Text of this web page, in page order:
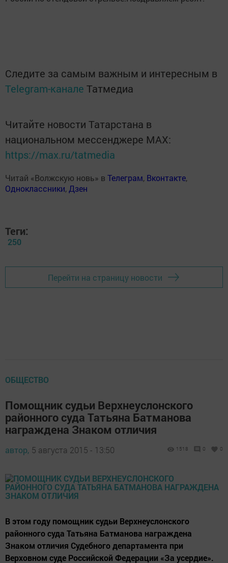
Следите за самым важным и интересным в
Telegram-канале Татмедиа
Читайте новости Татарстана в
национальном мессенджере MАХ:
https://max.ru/tatmedia
Читай «Волжскую новь» в Телеграм, Вконтакте,
Одноклассники,Дзен
Теги:
250
Перейти на страницу новости
ОБЩЕСТВО
Помощник судьи Верхнеуслонского
районного суда Татьяна Батманова
награждена Знаком отличия
автор, 5 августа 2015 - 13:50 1518 0 0
В этом году помощник судьи Верхнеуслонского
районного суда Татьяна Батманова награждена
Знаком отличия Судебного департамента при
Верховном суде Российской Федерации «За усердие».